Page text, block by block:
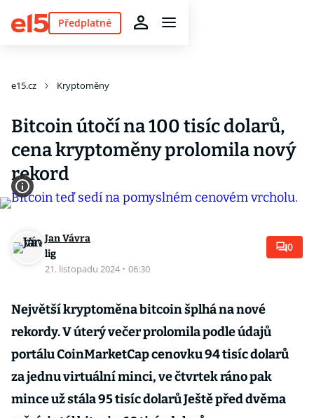
Předplatné
e15.cz Kryptoměny
Bitcoin útočí na 100 tisíc dolarů,
cena kryptoměny prolomila nový
rekord
Jan Vávra
lig
21. listopadu 2024 · 06:30
0
Největší kryptoměna bitcoin šplhá na nové
rekordy. V úterý večer prolomila podle údajů
portálu CoinMarketCap cenovku 94 tisíc dolarů
za jednu virtuální minci, ve čtvrtek ráno pak
mince už stála 95 tisíc dolarů Ještě před dvěma